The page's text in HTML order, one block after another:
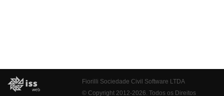
Fiorilli Sociedade Civil Software LTDA
© Copyright 2012-2026. Todos os Direitos